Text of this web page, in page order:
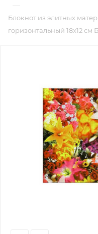
—
Блокнот из элитных
горизонтальный 18х12 см